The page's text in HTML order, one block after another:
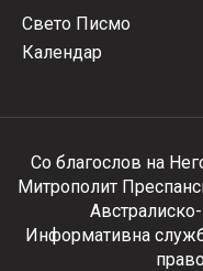
Свето Писмо
Календар
Со благослов на
Митрополит
Информативна